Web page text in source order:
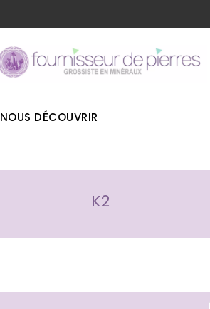
NOUS DÉCOUVRIR
K2